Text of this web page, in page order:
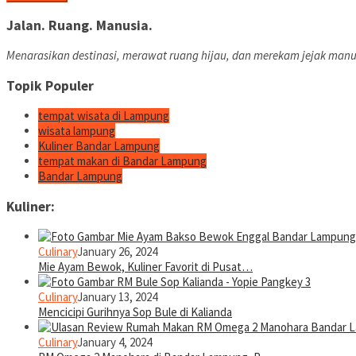
Jalan. Ruang. Manusia.
Menarasikan destinasi, merawat ruang hijau, dan merekam jejak
Topik Populer
tempat wisata di Lampung
wisata lampung
Kuliner Bandar Lampung
tempat makan di Bandar Lampung
Bandar Lampung
Kuliner:
CulinaryJanuary 26, 2024
Mie Ayam Bewok, Kuliner Favorit di Pusat…
CulinaryJanuary 13, 2024
Mencicipi Gurihnya Sop Bule di Kalianda
CulinaryJanuary 4, 2024